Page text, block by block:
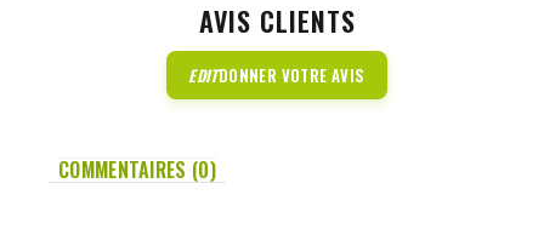
AVIS CLIENTS
EDITDONNER VOTRE AVIS
COMMENTAIRES (0)